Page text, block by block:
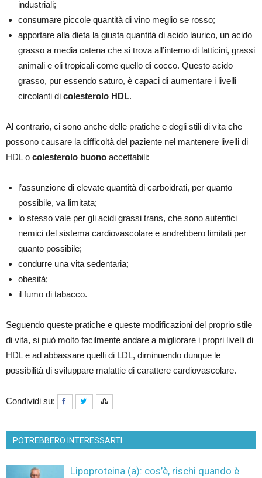
industriali;
consumare piccole quantità di vino meglio se rosso;
apportare alla dieta la giusta quantità di acido laurico, un acido
grasso a media catena che si trova all’interno di latticini, grassi
animali e oli tropicali come quello di cocco. Questo acido
grasso, pur essendo saturo, è capaci di aumentare i livelli
circolanti di colesterolo HDL.
Al contrario, ci sono anche delle pratiche e degli stili di vita che
possono causare la difficoltà del paziente nel mantenere livelli di
HDL o colesterolo buono accettabili:
l’assunzione di elevate quantità di carboidrati, per quanto
possibile, va limitata;
lo stesso vale per gli acidi grassi trans, che sono autentici
nemici del sistema cardiovascolare e andrebbero limitati per
quanto possibile;
condurre una vita sedentaria;
obesità;
il fumo di tabacco.
Seguendo queste pratiche e queste modificazioni del proprio stile
di vita, si può molto facilmente andare a migliorare i propri livelli di
HDL e ad abbassare quelli di LDL, diminuendo dunque le
possibilità di sviluppare malattie di carattere cardiovascolare.
Condividi su:
POTREBBERO INTERESSARTI
Lipoproteina (a): cos’è, rischi quando è